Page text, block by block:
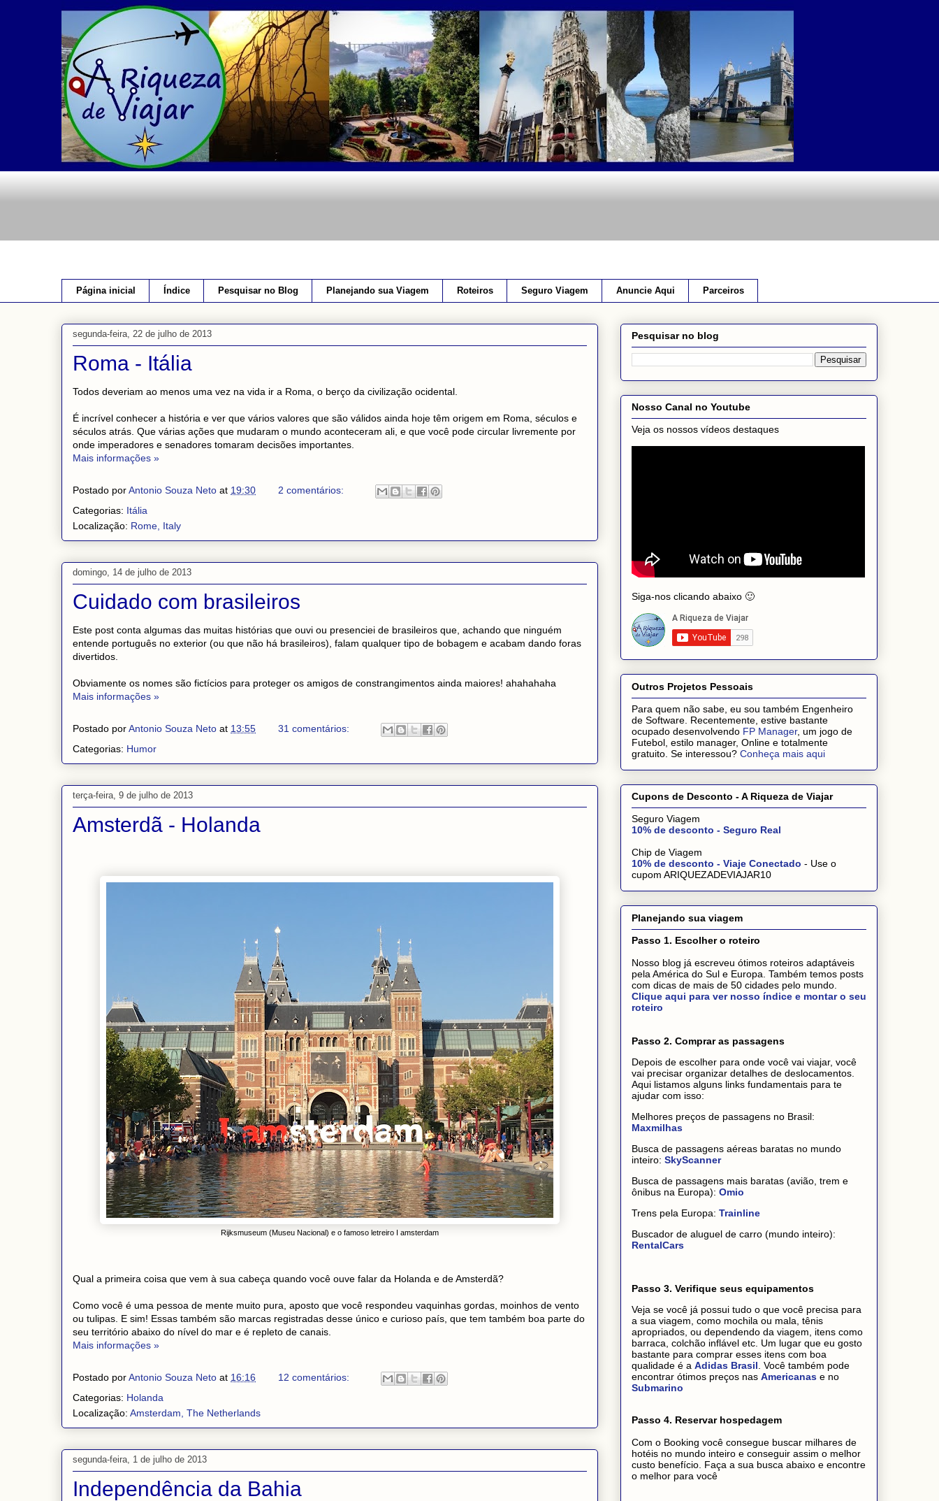
Página inicial Índice Pesquisar no Blog Planejando sua Viagem Roteiros Seguro Viagem Anuncie Aqui Parceiros
segunda-feira, 22 de julho de 2013
Roma - Itália
Todos deveriam ao menos uma vez na vida ir a Roma, o berço da civilização ocidental.
É incrível conhecer a história e ver que vários valores que são válidos ainda hoje têm origem em Roma, séculos e
séculos atrás. Que várias ações que mudaram o mundo aconteceram ali, e que você pode circular livremente por
onde imperadores e senadores tomaram decisões importantes.
Mais informações »
Postado porAntonio Souza Neto at 19:30
2 comentários:
Categorias: Itália
Localização: Rome, Italy
domingo, 14 de julho de 2013
Cuidado com brasileiros
Este post conta algumas das muitas histórias que ouvi ou presenciei de brasileiros que, achando que ninguém
entende português no exterior (ou que não há brasileiros), falam qualquer tipo de bobagem e acabam dando foras
divertidos.
Obviamente os nomes são fictícios para proteger os amigos de constrangimentos ainda maiores! ahahahaha
Mais informações »
Postado porAntonio Souza Neto at 13:55
31 comentários:
Categorias: Humor
terça-feira, 9 de julho de 2013
Amsterdã - Holanda
Rijksmuseum (Museu Nacional) e o famoso letreiro I amsterdam
Qual a primeira coisa que vem à sua cabeça quando você ouve falar da Holanda e de Amsterdã?
Como você é uma pessoa de mente muito pura, aposto que você respondeu vaquinhas gordas, moinhos de vento
ou tulipas. E sim! Essas também são marcas registradas desse único e curioso país, que tem também boa parte do
seu território abaixo do nível do mar e é repleto de canais.
Mais informações »
Postado porAntonio Souza Neto at 16:16
12 comentários:
Categorias: Holanda
Localização: Amsterdam, The Netherlands
segunda-feira, 1 de julho de 2013
Independência da Bahia
Pesquisar no blog
Nosso Canal no Youtube
Veja os nossos vídeos destaques
Siga-nos clicando abaixo 🙂
Outros Projetos Pessoais
Para quem não sabe, eu sou também Engenheiro
de Software. Recentemente, estive bastante
ocupado desenvolvendo FP Manager, um jogo de
Futebol, estilo manager, Online e totalmente
gratuito. Se interessou? Conheça mais aqui
Cupons de Desconto - A Riqueza de Viajar
Seguro Viagem
10% de desconto - Seguro Real
Chip de Viagem
10% de desconto - Viaje Conectado - Use o
cupom ARIQUEZADEVIAJAR10
Planejando sua viagem
Passo 1. Escolher o roteiro
Nosso blog já escreveu ótimos roteiros adaptáveis
pela América do Sul e Europa. Também temos posts
com dicas de mais de 50 cidades pelo mundo.
Clique aqui para ver nosso índice e montar o seu
roteiro
Passo 2. Comprar as passagens
Depois de escolher para onde você vai viajar, você
vai precisar organizar detalhes de deslocamentos.
Aqui listamos alguns links fundamentais para te
ajudar com isso:
Melhores preços de passagens no Brasil:
Maxmilhas
Busca de passagens aéreas baratas no mundo
inteiro: SkyScanner
Busca de passagens mais baratas (avião, trem e
ônibus na Europa): Omio
Trens pela Europa: Trainline
Buscador de aluguel de carro (mundo inteiro):
RentalCars
Passo 3. Verifique seus equipamentos
Veja se você já possui tudo o que você precisa para
a sua viagem, como mochila ou mala, tênis
apropriados, ou dependendo da viagem, itens como
barraca, colchão inflável etc. Um lugar que eu gosto
bastante para comprar esses itens com boa
qualidade é a Adidas Brasil . Você também pode
encontrar ótimos preços nas Americanas e no
Submarino
Passo 4. Reservar hospedagem
Com o Booking você consegue buscar milhares de
hotéis no mundo inteiro e conseguir assim o melhor
custo benefício. Faça a sua busca abaixo e encontre
o melhor para você